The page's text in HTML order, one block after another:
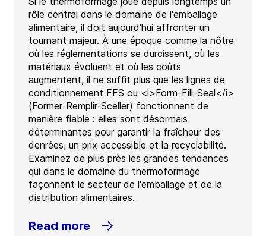
rôle central dans le domaine de l'emballage
alimentaire, il doit aujourd'hui affronter un
tournant majeur. À une époque comme la nôtre
où les réglementations se durcissent, où les
matériaux évoluent et où les coûts
augmentent, il ne suffit plus que les lignes de
conditionnement FFS ou <i>Form-Fill-Seal</i>
(Former-Remplir-Sceller) fonctionnent de
manière fiable : elles sont désormais
déterminantes pour garantir la fraîcheur des
denrées, un prix accessible et la recyclabilité.
Examinez de plus près les grandes tendances
qui dans le domaine du thermoformage
façonnent le secteur de l'emballage et de la
distribution alimentaires.
Read more